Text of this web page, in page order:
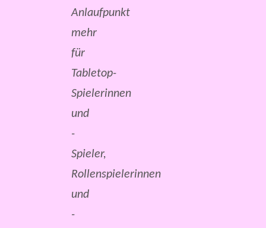
Anlaufpunkt
mehr
für
Tabletop-
Spielerinnen
und
-
Spieler,
Rollenspielerinnen
und
-